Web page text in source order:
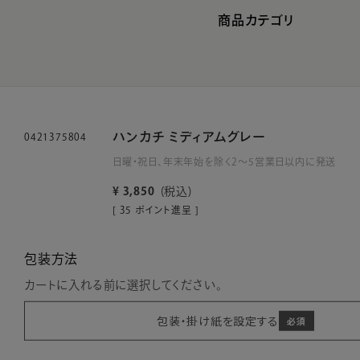
商品カテゴリ
0421375804 ハンカチ ミディアムグレー
日曜・祝日、年末年始を除く2～5営業日以内に発送
¥ 3,850 税込
[ 35 ポイント進呈 ]
包装方法
カートに入れる前に選択してください。
包装・掛け紙を設定する